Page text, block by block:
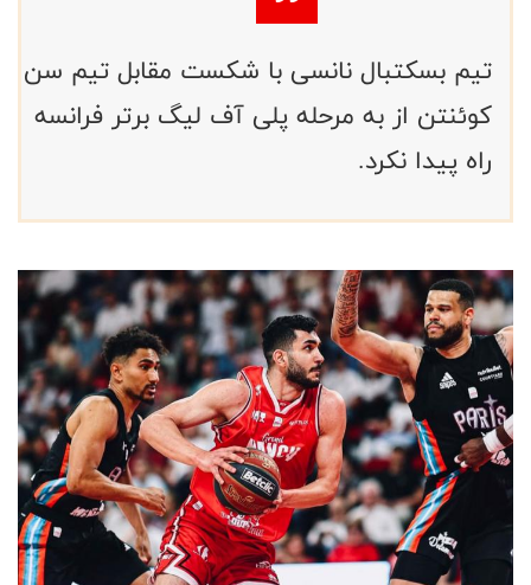
تیم بسکتبال نانسی با شکست مقابل تیم سن
کوئنتن از به مرحله پلی آف لیگ برتر فرانسه
راه پیدا نکرد.